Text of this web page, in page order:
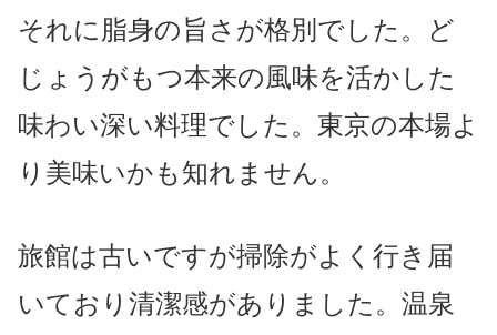
それに脂身の旨さが格別でした。
ど
じょうがもつ本来の風味を活かした
味わい深い料理でした。東京の本場よ
り美味いかも知れません。
旅館は古いですが掃除がよく行き届
いており清潔感がありました。温泉